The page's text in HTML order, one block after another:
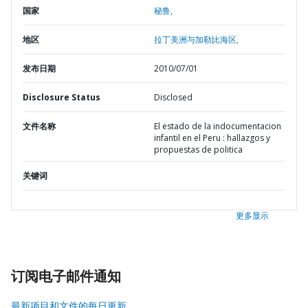
国家 秘鲁,
地区 拉丁美洲与加勒比海区,
发布日期 2010/07/01
Disclosure Status Disclosed
文件名称
El estado de la indocumentacion
infantil en el Peru : hallazgos y
propuestas de politica
关键词
更多显示
订阅电子邮件通知